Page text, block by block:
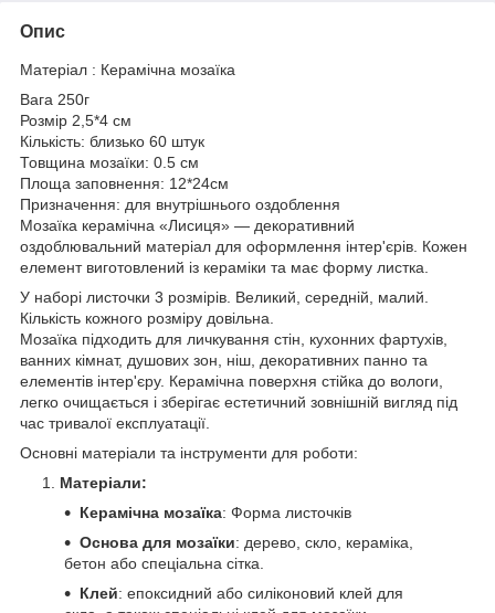
Опис
Матеріал : Керамічна мозаїка
Вага 250г
Розмір 2,5*4 см
Кількість: близько 60 штук
Товщина мозаїки: 0.5 см
Площа заповнення: 12*24см
Призначення: для внутрішнього оздоблення
Мозаїка керамічна «Лисиця» — декоративний
оздоблювальний матеріал для оформлення інтер'єрів. Кожен
елемент виготовлений із кераміки та має форму листка.
У наборі листочки 3 розмірів. Великий, середній, малий.
Кількість кожного розміру довільна.
Мозаїка підходить для личкування стін, кухонних фартухів,
ванних кімнат, душових зон, ніш, декоративних панно та
елементів інтер'єру. Керамічна поверхня стійка до вологи,
легко очищається і зберігає естетичний зовнішній вигляд під
час тривалої експлуатації.
Основні матеріали та інструменти для роботи:
Матеріали:
Керамічна мозаїка: Форма листочків
Основа для мозаїки: дерево, скло, кераміка,
бетон або спеціальна сітка.
Клей: епоксидний або силіконовий клей для